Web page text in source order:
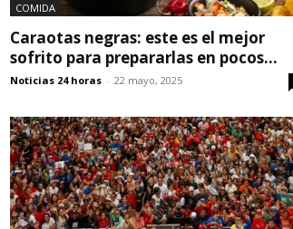
COMIDA
Caraotas negras: este es el mejor
sofrito para prepararlas en pocos...
Noticias 24 horas - 22 mayo, 2025